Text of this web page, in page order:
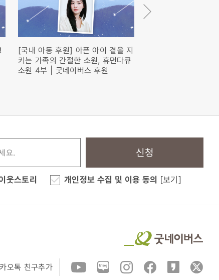
[국내 아동 후원] 아픈 아이 곁을 지
키는 가족의 간절한 소원, 휴먼다큐
소원 4부 | 굿네이버스 후원
신청
웃스토리 개인정보 수집 및 이용 동의 [보기]
오톡 친구추가